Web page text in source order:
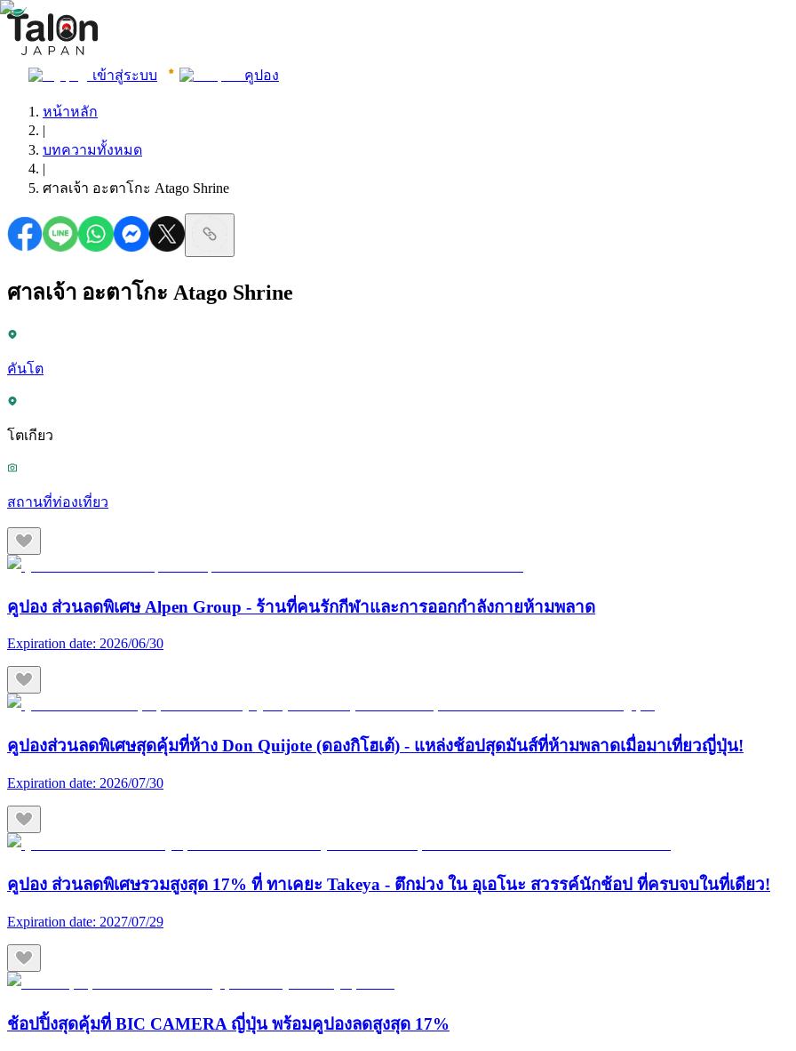
เข้าสู่ระบบ คูปอง
หน้าหลัก
|
บทความทั้งหมด
|
ศาลเจ้า อะตาโกะ Atago Shrine
ศาลเจ้า อะตาโกะ Atago Shrine
คันโต
โตเกียว
สถานที่ท่องเที่ยว
คูปอง ส่วนลดพิเศษ Alpen Group - ร้านที่คนรักกีฬาและการออกกำลังกายห้ามพลาด
Expiration date: 2026/06/30
คูปองส่วนลดพิเศษสุดคุ้มที่ห้าง Don Quijote (ดองกิโฮเต้) - แหล่งช้อปสุดมันส์ที่ห้ามพลาดเมื่อมาเที่ยวญี่ปุ่น!
Expiration date: 2026/07/30
คูปอง ส่วนลดพิเศษรวมสูงสุด 17% ที่ ทาเคยะ Takeya - ตึกม่วง ใน อุเอโนะ สวรรค์นักช้อป ที่ครบจบในที่เดียว!
Expiration date: 2027/07/29
ช้อปปิ้งสุดคุ้มที่ BIC CAMERA ญี่ปุ่น พร้อมคูปองลดสูงสุด 17%